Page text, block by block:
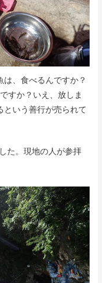
、食べるんですか？
すか？いえ、放しま
いう善行が売られて
た。現地の人が参拝